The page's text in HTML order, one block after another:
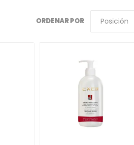
ORDENAR POR